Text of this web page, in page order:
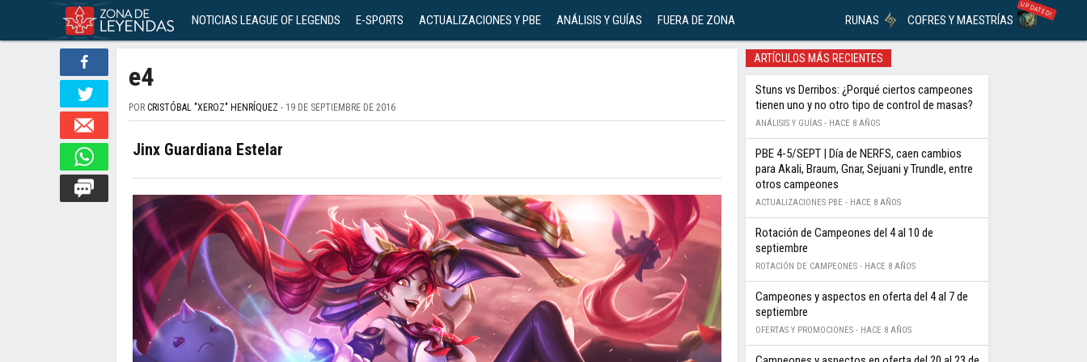
NOTICIAS LEAGUE OF LEGENDS E-SPORTS ACTUALIZACIONES Y PBE ANÁLISIS Y GUÍAS FUERA DE ZONA RUNAS COFRES Y MAESTRÍAS
UPDATED!
e4
POR CRISTÓBAL "XEROZ" HENRÍQUEZ - 19 DE SEPTIEMBRE DE 2016
Jinx Guardiana Estelar
ARTÍCULOS MÁS RECIENTES
Stuns vs Derribos: ¿Porqué ciertos campeones
tienen uno y no otro tipo de control de masas?
ANÁLISIS Y GUÍAS - HACE 8 AÑOS
PBE 4-5/SEPT | Día de NERFS, caen cambios
para Akali, Braum, Gnar, Sejuani y Trundle, entre
otros campeones
ACTUALIZACIONES PBE - HACE 8 AÑOS
Rotación de Campeones del 4 al 10 de
septiembre
ROTACIÓN DE CAMPEONES - HACE 8 AÑOS
Campeones y aspectos en oferta del 4 al 7 de
septiembre
OFERTAS Y PROMOCIONES - HACE 8 AÑOS